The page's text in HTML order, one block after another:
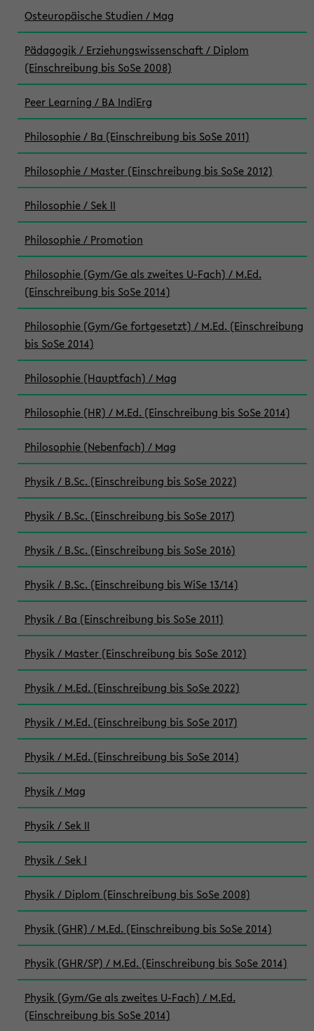
Osteuropäische Studien / Mag
Pädagogik / Erziehungswissenschaft / Diplom
(Einschreibung bis SoSe 2008)
Peer Learning / BA IndiErg
Philosophie / Ba (Einschreibung bis SoSe 2011)
Philosophie / Master (Einschreibung bis SoSe 2012)
Philosophie / Sek II
Philosophie / Promotion
Philosophie (Gym/Ge als zweites U-Fach) / M.Ed.
(Einschreibung bis SoSe 2014)
Philosophie (Gym/Ge fortgesetzt) / M.Ed. (Einschreibung
bis SoSe 2014)
Philosophie (Hauptfach) / Mag
Philosophie (HR) / M.Ed. (Einschreibung bis SoSe 2014)
Philosophie (Nebenfach) / Mag
Physik / B.Sc. (Einschreibung bis SoSe 2022)
Physik / B.Sc. (Einschreibung bis SoSe 2017)
Physik / B.Sc. (Einschreibung bis SoSe 2016)
Physik / B.Sc. (Einschreibung bis WiSe 13/14)
Physik / Ba (Einschreibung bis SoSe 2011)
Physik / Master (Einschreibung bis SoSe 2012)
Physik / M.Ed. (Einschreibung bis SoSe 2022)
Physik / M.Ed. (Einschreibung bis SoSe 2017)
Physik / M.Ed. (Einschreibung bis SoSe 2014)
Physik / Mag
Physik / Sek II
Physik / Sek I
Physik / Diplom (Einschreibung bis SoSe 2008)
Physik (GHR) / M.Ed. (Einschreibung bis SoSe 2014)
Physik (GHR/SP) / M.Ed. (Einschreibung bis SoSe 2014)
Physik (Gym/Ge als zweites U-Fach) / M.Ed.
(Einschreibung bis SoSe 2014)